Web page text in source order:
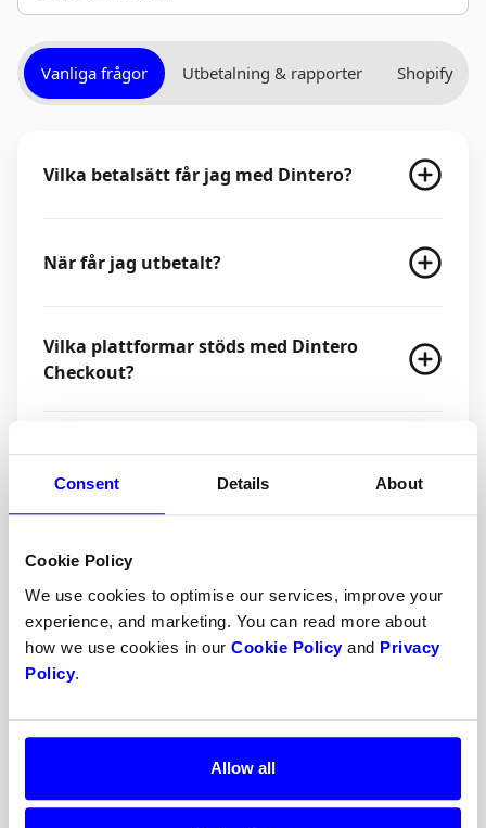
Consent Details About
Cookie Policy
We use cookies to optimise our services, improve your
experience, and marketing. You can read more about
how we use cookies in our Cookie Policyand Privacy
Policy.
Allow all
Vanliga frågor Utbetalning & rapporter Shopify
Vilka betalsätt får jag med Dintero?
När får jag utbetalt?
Vilka plattformar stöds med Dintero
Checkout?
Hur byter jag till Dintero utan att få
driftstopp?
Hur ser Dinteros
utbetalningsrapporter ut?
Kan jag koppla Dintero till mitt
bokföringssystem?
Vad kostar det att använda Dintero?